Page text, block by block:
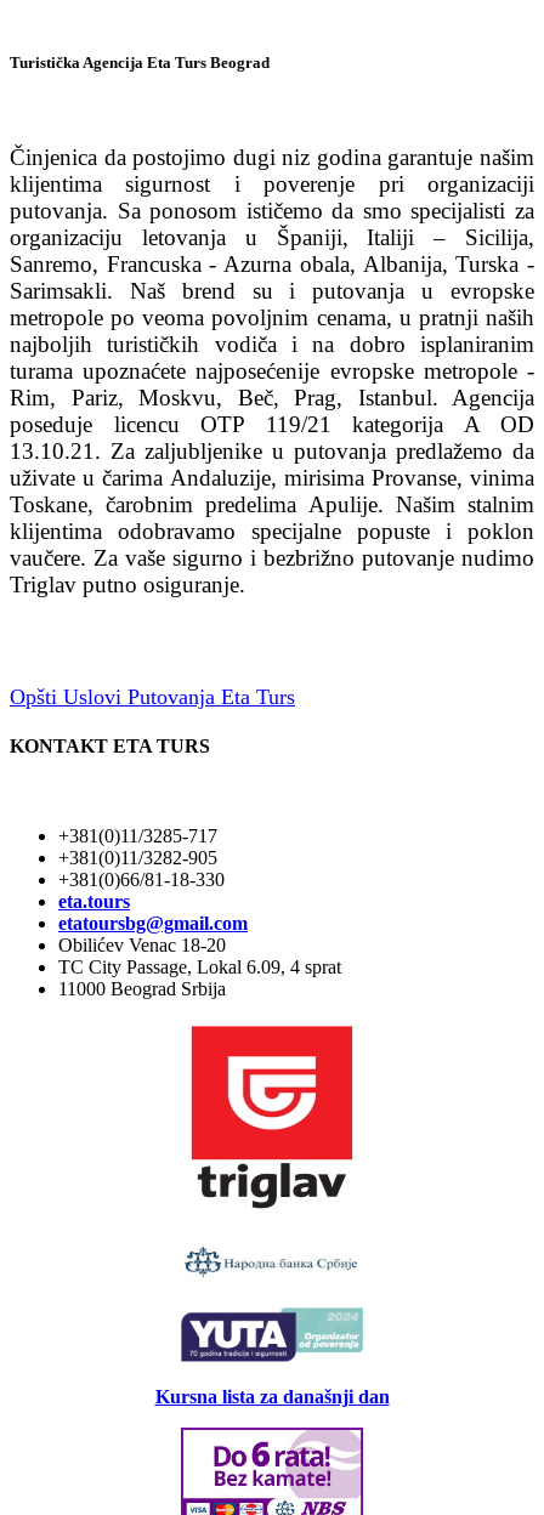
Turistička Agencija Eta Turs Beograd
Činjenica da postojimo dugi niz godina garantuje našim
klijentima sigurnost i poverenje pri organizaciji
putovanja. Sa ponosom ističemo da smo specijalisti za
organizaciju letovanja u Španiji, Italiji – Sicilija,
Sanremo, Francuska - Azurna obala, Albanija, Turska -
Sarimsakli. Naš brend su i putovanja u evropske
metropole po veoma povoljnim cenama, u pratnji naših
najboljih turističkih vodiča i na dobro isplaniranim
turama upoznaćete najposećenije evropske metropole -
Rim, Pariz, Moskvu, Beč, Prag, Istanbul. Agencija
poseduje licencu OTP 119/21 kategorija A OD
13.10.21. Za zaljubljenike u putovanja predlažemo da
uživate u čarima Andaluzije, mirisima Provanse, vinima
Toskane, čarobnim predelima Apulije. Našim stalnim
klijentima odobravamo specijalne popuste i poklon
vaučere. Za vaše sigurno i bezbrižno putovanje nudimo
Triglav putno osiguranje.
Opšti Uslovi Putovanja Eta Turs
KONTAKT ETA TURS
+381(0)11/3285-717
+381(0)11/3282-905
+381(0)66/81-18-330
eta.tours
etatoursbg@gmail.com
Obilićev Venac 18-20
TC City Passage, Lokal 6.09, 4 sprat
11000 Beograd Srbija
Kursna lista za današnji dan